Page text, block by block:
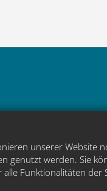
unserer Website
genutzt werden. Sie
Funktionalitäten